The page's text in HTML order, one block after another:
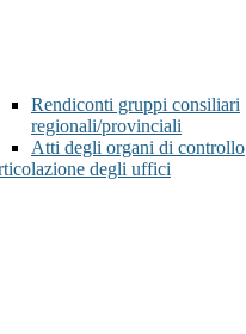
Rendiconti gruppi consiliari
regionali/provinciali
Atti degli organi di controllo
degli uffici